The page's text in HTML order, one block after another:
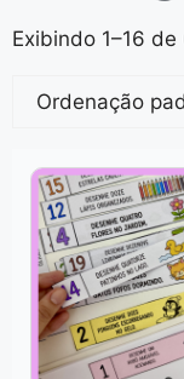
Exibindo 1–16